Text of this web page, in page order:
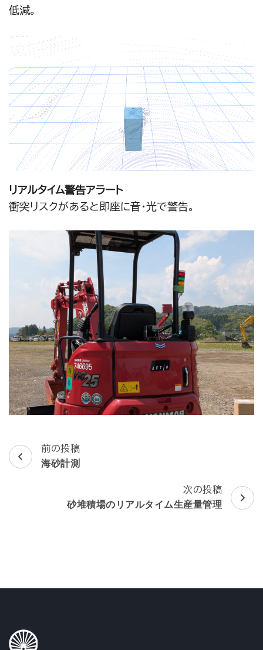
低減。
リアルタイム警告アラート
衝突リスクがあると即座に音・光で警告。
投
ョ
前の投稿
海砂計測
次の投稿
砂堆積場のリアルタイム生産量管理